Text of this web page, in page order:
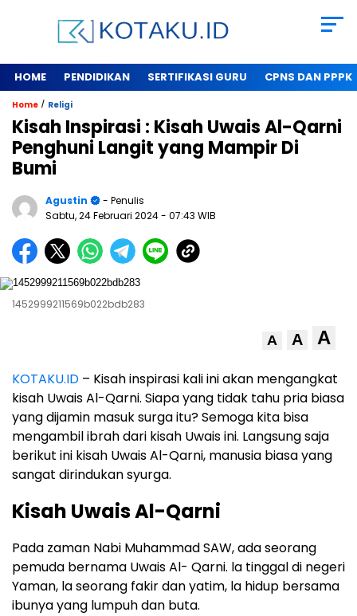
HOME PENDIDIKAN SERTIFIKASI GURU CPNS DAN PPPK
Home / Religi
Kisah Inspirasi : Kisah Uwais Al-Qarni
Penghuni Langit yang Mampir Di
Bumi
Agustin
- Penulis
Sabtu, 24 Februari 2024- 07:43 WIB
1452999211569b022bdb283
A A A
KOTAKU.ID – Kisah inspirasi kali ini akan mengangkat
kisah Uwais Al-Qarni. Siapa yang tidak tahu pria biasa
yang dijamin masuk surga itu? Semoga kita bisa
mengambil ibrah dari kisah Uwais ini. Langsung saja
berikut ini kisah Uwais Al-Qarni, manusia biasa yang
sangat dirindukan syurga.
Kisah Uwais Al-Qarni
Pada zaman Nabi Muhammad SAW, ada seorang
pemuda bernama Uwais Al- Qarni. la tinggal di negeri
Yaman, la seorang fakir dan yatim, la hidup bersama
ibunya yang lumpuh dan buta.